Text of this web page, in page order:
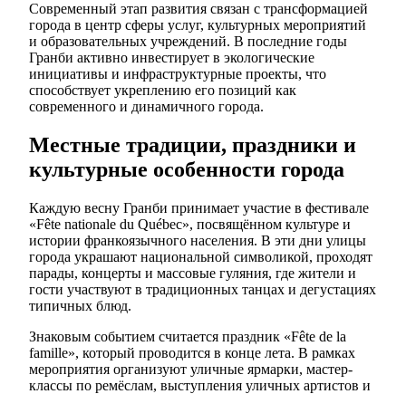
Современный этап развития связан с трансформацией
города в центр сферы услуг, культурных мероприятий
и образовательных учреждений. В последние годы
Гранби активно инвестирует в экологические
инициативы и инфраструктурные проекты, что
способствует укреплению его позиций как
современного и динамичного города.
Местные традиции, праздники и
культурные особенности города
Каждую весну Гранби принимает участие в фестивале
«Fête nationale du Québec», посвящённом культуре и
истории франкоязычного населения. В эти дни улицы
города украшают национальной символикой, проходят
парады, концерты и массовые гуляния, где жители и
гости участвуют в традиционных танцах и дегустациях
типичных блюд.
Знаковым событием считается праздник «Fête de la
famille», который проводится в конце лета. В рамках
мероприятия организуют уличные ярмарки, мастер-
классы по ремёслам, выступления уличных артистов и